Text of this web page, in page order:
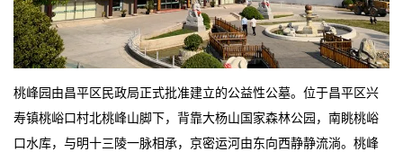
桃峰园由昌平区民政局正式批准建立的公益性公墓。位于昌平区兴
寿镇桃峪口村北桃峰山脚下，背靠大杨山国家森林公园，南眺桃峪
口水库，与明十三陵一脉相承，京密运河由东向西静静流淌。桃峰